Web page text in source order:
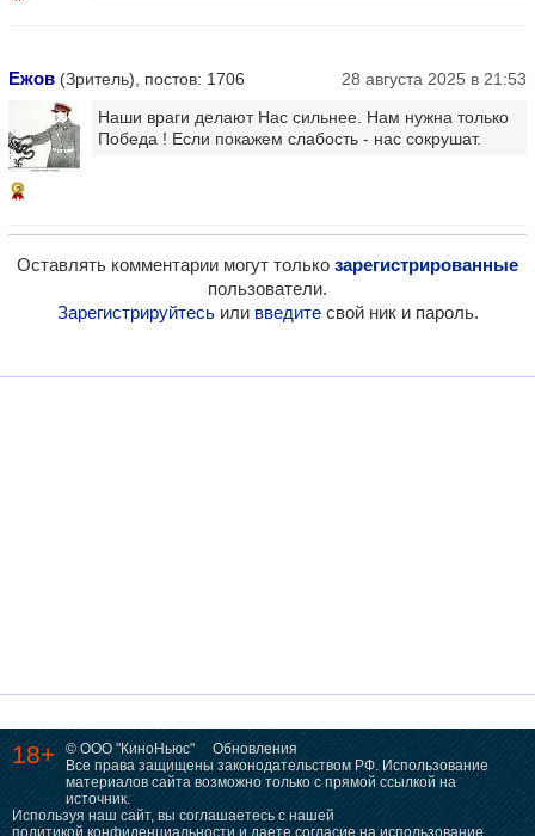
Ежов (Зритель), постов: 1706 28 августа 2025 в 21:53
2
Наши враги делают Нас сильнее. Нам нужна только
Победа ! Если покажем слабость - нас сокрушат.
Оставлять комментарии могут только зарегистрированные
пользователи.
Зарегистрируйтесьили введитесвой ник и пароль.
18+ © ООО "КиноНьюс"
Обновления
Все права защищены законодательством РФ. Использование
материалов сайта возможно только с прямой ссылкой на
источник.
Используя наш сайт, вы соглашаетесь с нашей